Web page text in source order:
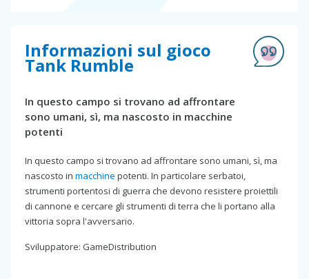
Informazioni sul gioco
Tank Rumble
In questo campo si trovano ad affrontare
sono umani, sì, ma nascosto in macchine
potenti
In questo campo si trovano ad affrontare sono umani, sì, ma
nascosto in macchine potenti. In particolare serbatoi,
strumenti portentosi di guerra che devono resistere proiettili
di cannone e cercare gli strumenti di terra che li portano alla
vittoria sopra l'avversario.
Sviluppatore: GameDistribution